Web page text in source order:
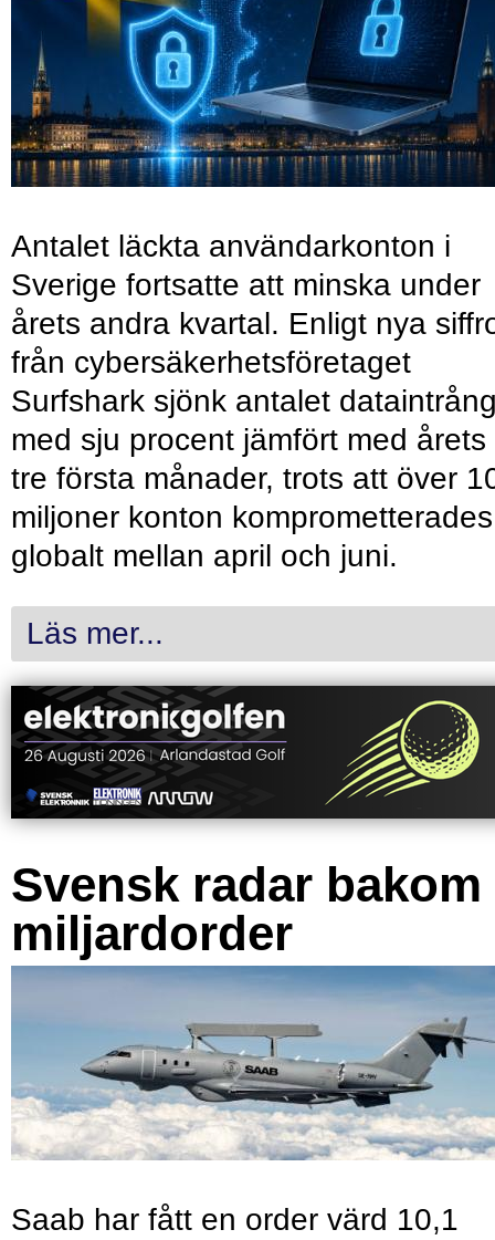
Antalet läckta användarkonton i
Sverige fortsatte att minska under
årets andra kvartal. Enligt nya
från cybersäkerhetsföretaget
Surfshark sjönk antalet
med sju procent jämfört med årets
tre första månader, trots att över
miljoner konton komprometterades
globalt mellan april och juni.
Läs mer...
Svensk radar bakom
miljardorder
Saab har fått en order värd 10,1